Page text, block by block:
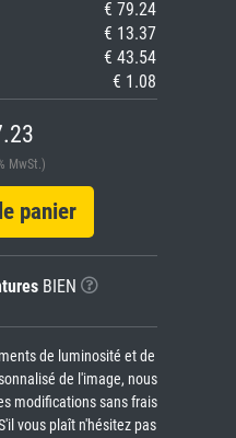
€ 79.24
€ 13.37
€ 43.54
€ 1.08
MwSt.)
panier
BIEN
de luminosité et de
de l'image, nous
modifications sans frais
vous plaît n'hésitez pas